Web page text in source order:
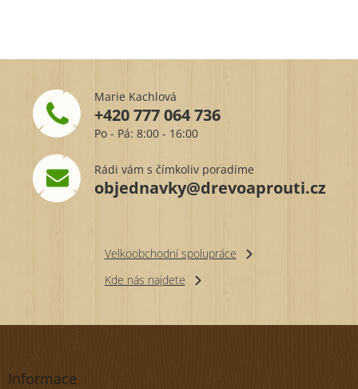
Marie Kachlová
+420 777 064 736
Po - Pá: 8:00 - 16:00
objednavky@drevoaprouti.cz
Rádi vám s čímkoliv poradíme
Velkoobchodní spolupráce
Kde nás najdete
Z
Informace